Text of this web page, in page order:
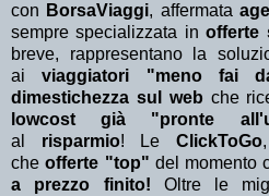
con BorsaViaggi, affermata
sempre specializzata in offerte
breve, rappresentano la
aiviaggiatori "meno fai
dimestichezza sul web che
lowcost già "pronte
al risparmio! LeClickToGo
cheofferte "top" del momento
a prezzo finito! Oltre le